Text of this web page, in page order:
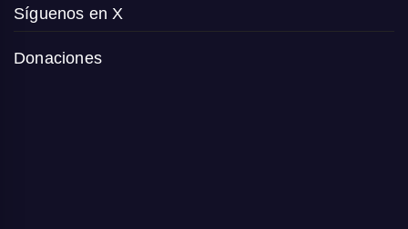
Síguenos en X
Donaciones